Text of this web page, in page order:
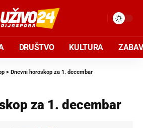
DRUŠTVO KULTURA
> Dnevni horoskop za 1. decembar
za 1. decembar